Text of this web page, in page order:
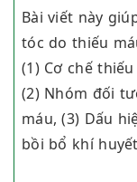
Bài viết này
tóc do thiếu
(1) Cơ chế
(2) Nhóm đối
máu, (3) Dấu
bồi bổ khí